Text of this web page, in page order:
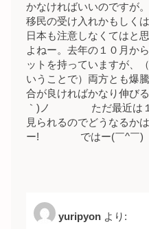
かなければいいのですが。
移民の受け入れかもしく
日本も注意しなくては
よねー。去年の１０月か
ットを持っていますが、
いうことで）両方とも爆
合が良ければかなり伸び
｀)ノ ただ最近は１部
見られるのでどうなるか
ー! ではー(￣^￣)ゞ
yuripyon より: